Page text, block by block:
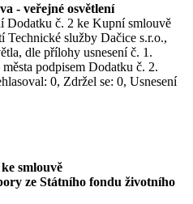
- veřejné osvětlení
Dodatku č. 2 ke Kupní smlouvě
Technické služby Dačice s.r.o.,
dle přílohy usnesení č. 1.
podpisem Dodatku č. 2.
0, Zdržel se: 0, Usnesení
smlouvě
ze Státního fondu životního